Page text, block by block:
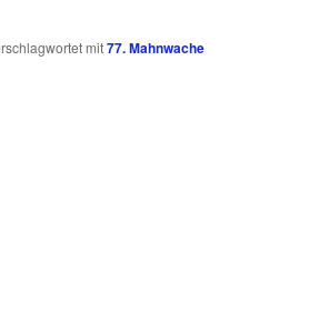
mit77. Mahnwache